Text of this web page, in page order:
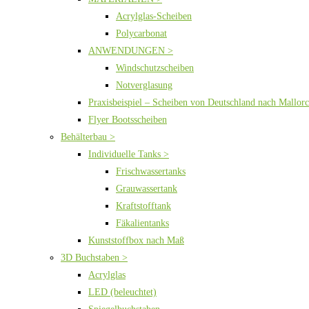
Acrylglas-Scheiben
Polycarbonat
ANWENDUNGEN >
Windschutzscheiben
Notverglasung
Praxisbeispiel – Scheiben von Deutschland nach
Flyer Bootsscheiben
Behälterbau >
Individuelle Tanks >
Frischwassertanks
Grauwassertank
Kraftstofftank
Fäkalientanks
Kunststoffbox nach Maß
3D Buchstaben >
Acrylglas
LED (beleuchtet)